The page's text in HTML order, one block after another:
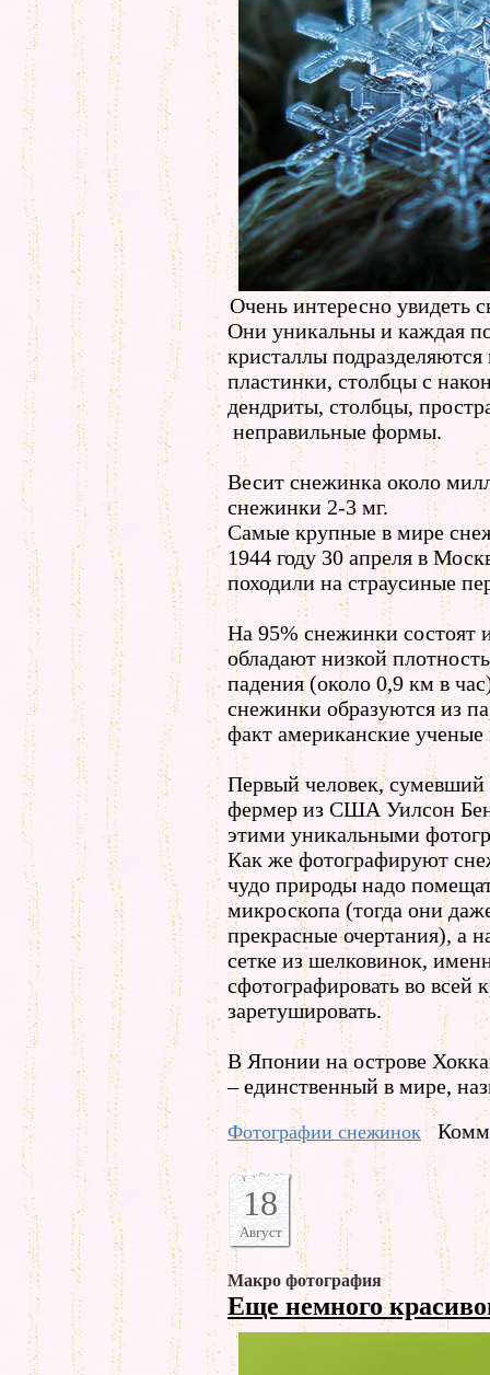
Очень интересно увидеть
Они уникальны и каждая
кристаллы
пластинки, столбцы с
дендриты, столбцы,
неправильные формы.
Весит снежинка около
снежинки 2-3 мг.
Самые крупные в мире
1944 году 30 апреля в
походили на страусиные
На 95% снежинки состоят
обладают низкой
падения (около 0,9 км в
снежинки образуются из
факт американские
Первый человек,
фермер из США Уилсон
этими уникальными
Как же фотографируют
чудо природы надо
микроскопа (тогда они
прекрасные очертания), а
сетке из шелковинок,
сфотографировать во всей
заретушировать.
В Японии на острове
– единственный в мире,
Фотографии снежинок
18
Август
Макро фотография
Еще немного